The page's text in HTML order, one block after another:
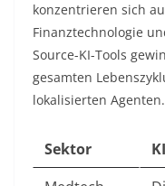
konzentrieren sich
Finanztechnologie
Source-KI-Tools
gesamten
lokalisierten Agenten.​
Sektor